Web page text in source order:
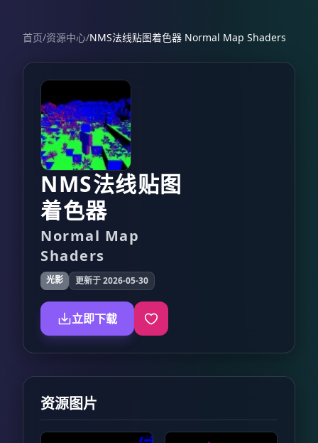
首页/资源中心/NMS法线贴图着色器 Normal Map Shaders
NMS法线贴图
着色器
Normal Map
Shaders
光影 更新于 2026-05-30
立即下载
资源图片